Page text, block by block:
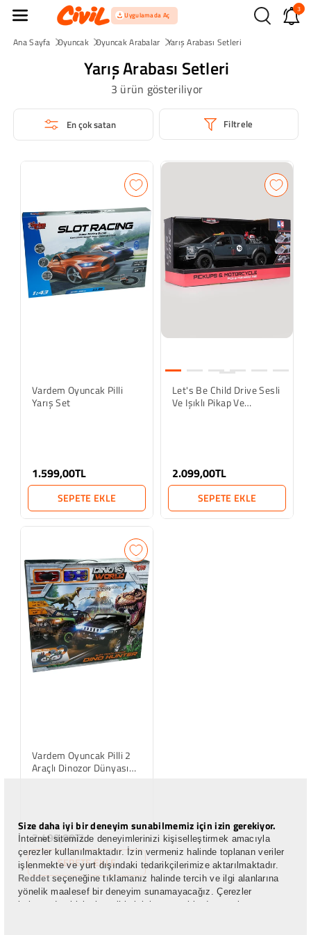
İçeriğe Atla Uygulamada Aç
3
Yarış Arabası Setleri
3 ürün gösteriliyor
Ana Sayfa Oyuncak Oyuncak Arabalar Yarış Arabası Setleri
Filtrele
Vardem Oyuncak Pilli
Yarış Set
1.599,00TL
SEPETE EKLE
Let's Be Child Drive Sesli
Ve Işıklı Pikap Ve
2.099,00TL
SEPETE EKLE
Vardem Oyuncak Pilli 2
Araçlı Dinozor Dünyası
2.499,00TL
SEPETE EKLE
Size daha iyi bir deneyim sunabilmemiz için izin gerekiyor.
İnternet sitemizde deneyimlerinizi kişiselleştirmek amacıyla
çerezler kullanılmaktadır. İzin vermeniz halinde toplanan veriler
işlenmekte ve yurt dışındaki tedarikçilerimize aktarılmaktadır.
Reddetseçeneğine tıklamanız halinde tercih ve ilgi alanlarına
yönelik maalesef bir deneyim sunamayacağız. Çerezler
bakımından kişisel tercihlerinizi, seçeneklerde yer alan çerez